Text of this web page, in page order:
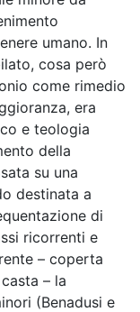
umano. In
cosa però
come rimedio
era
e teologia
della
su una
destinata a
di
ricorrenti e
– coperta
– la
(Benadusi e